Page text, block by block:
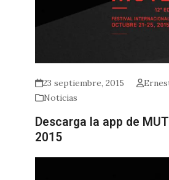
23 septiembre, 2015
Noticias
Descarga la app de
2015